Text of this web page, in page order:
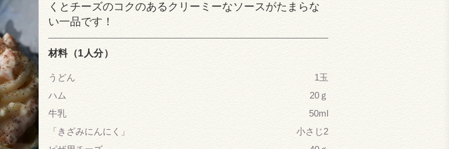
くとチーズのコクのあるクリーミーなソースがたまらな
い一品です！
材料（1人分）
うどん
1玉
ハム
20ｇ
牛乳
50ml
「きざみにんにく」
小さじ2